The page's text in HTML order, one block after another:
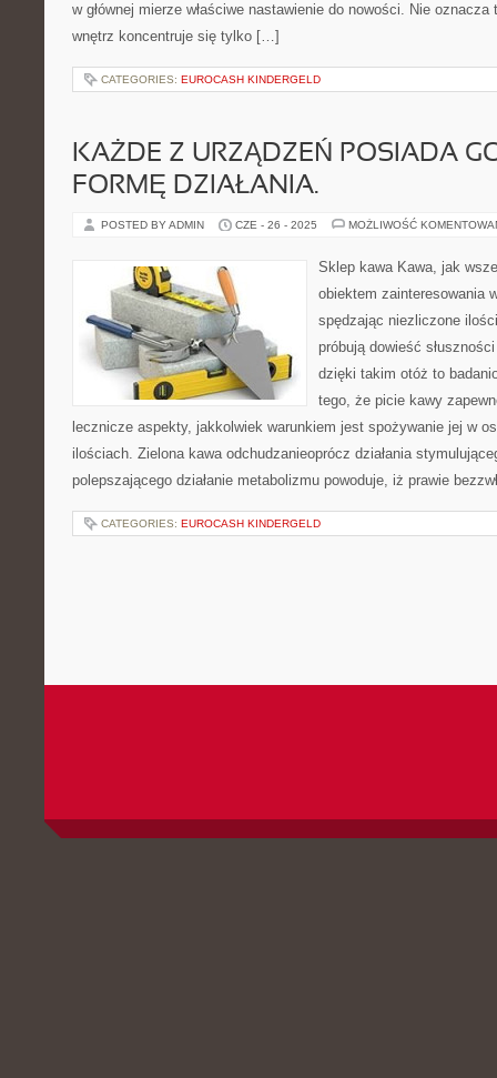
w głównej mierze właściwe nastawienie do nowości. Nie
wnętrz koncentruje się tylko […]
CATEGORIES: EUROCASH KINDERGELD
KAŻDE Z URZĄDZEŃ POSIADA
FORMĘ DZIAŁANIA.
POSTED BY ADMIN CZE - 26 - 2025 MOŻLIWOŚĆ
Sklep kawa Kawa, jak
obiektem zainteresowania
spędzając niezliczone
próbują dowieść
dzięki takim otóż to
tego, że picie kawy
lecznicze aspekty, jakkolwiek warunkiem jest spożywanie jej w
ilościach. Zielona kawa odchudzanieoprócz działania
polepszającego działanie metabolizmu powoduje, iż prawie
CATEGORIES: EUROCASH KINDERGELD